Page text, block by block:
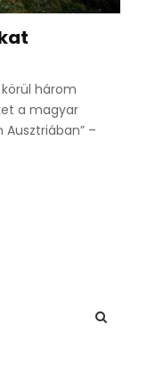
három
a magyar
–